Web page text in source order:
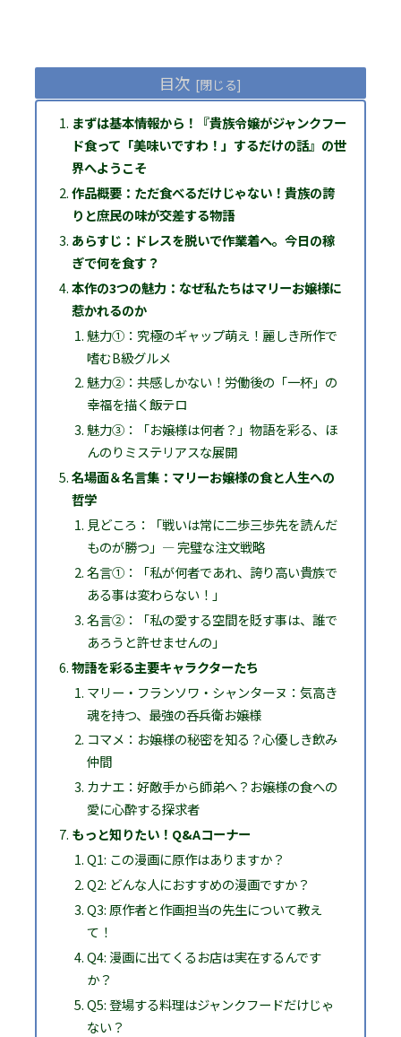
目次
まずは基本情報から！『貴族令嬢がジャンクフー
ド食って「美味いですわ！」するだけの話』の世
界へようこそ
作品概要：ただ食べるだけじゃない！貴族の誇
りと庶民の味が交差する物語
あらすじ：ドレスを脱いで作業着へ。今日の稼
ぎで何を食す？
本作の3つの魅力：なぜ私たちはマリーお嬢様に
惹かれるのか
魅力①：究極のギャップ萌え！麗しき所作で
嗜むB級グルメ
魅力②：共感しかない！労働後の「一杯」の
幸福を描く飯テロ
魅力③：「お嬢様は何者？」物語を彩る、ほ
んのりミステリアスな展開
名場面＆名言集：マリーお嬢様の食と人生への
哲学
見どころ：「戦いは常に二歩三歩先を読んだ
ものが勝つ」― 完璧な注文戦略
名言①：「私が何者であれ、誇り高い貴族で
ある事は変わらない！」
名言②：「私の愛する空間を貶す事は、誰で
あろうと許せませんの」
物語を彩る主要キャラクターたち
マリー・フランソワ・シャンターヌ：気高き
魂を持つ、最強の呑兵衛お嬢様
コマメ：お嬢様の秘密を知る？心優しき飲み
仲間
カナエ：好敵手から師弟へ？お嬢様の食への
愛に心酔する探求者
もっと知りたい！Q&Aコーナー
Q1: この漫画に原作はありますか？
Q2: どんな人におすすめの漫画ですか？
Q3: 原作者と作画担当の先生について教え
て！
Q4: 漫画に出てくるお店は実在するんです
か？
Q5: 登場する料理はジャンクフードだけじゃ
ない？